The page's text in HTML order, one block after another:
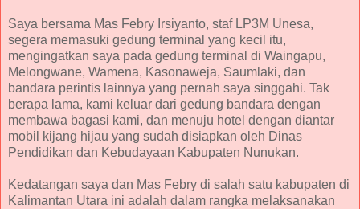
Saya bersama Mas Febry Irsiyanto, staf LP3M Unesa,
segera memasuki gedung terminal yang kecil itu,
mengingatkan saya pada gedung terminal di Waingapu,
Melongwane, Wamena, Kasonaweja, Saumlaki, dan
bandara perintis lainnya yang pernah saya singgahi. Tak
berapa lama, kami keluar dari gedung bandara dengan
membawa bagasi kami, dan menuju hotel dengan diantar
mobil kijang hijau yang sudah disiapkan oleh Dinas
Pendidikan dan Kebudayaan Kabupaten Nunukan.
Kedatangan saya dan Mas Febry di salah satu kabupaten di
Kalimantan Utara ini adalah dalam rangka melaksanakan